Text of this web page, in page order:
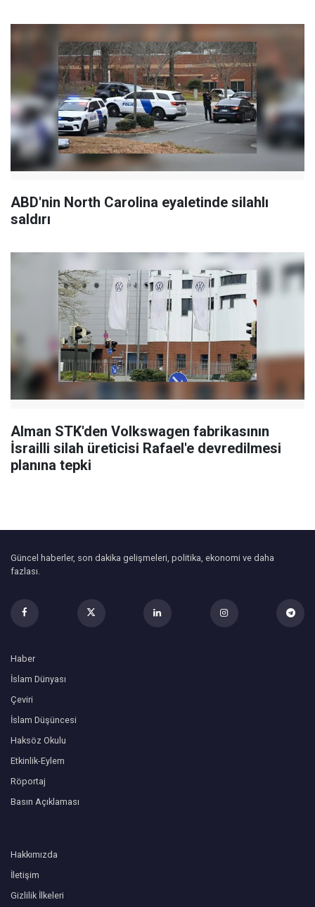
ABD'nin North Carolina eyaletinde silahlı
saldırı
Alman STK'den Volkswagen fabrikasının
İsrailli silah üreticisi Rafael'e devredilmesi
planına tepki
Güncel haberler, son dakika gelişmeleri, politika, ekonomi ve daha
fazlası.
Haber
İslam Dünyası
Çeviri
İslam Düşüncesi
Haksöz Okulu
Etkinlik-Eylem
Röportaj
Basın Açıklaması
Hakkımızda
İletişim
Gizlilik İlkeleri